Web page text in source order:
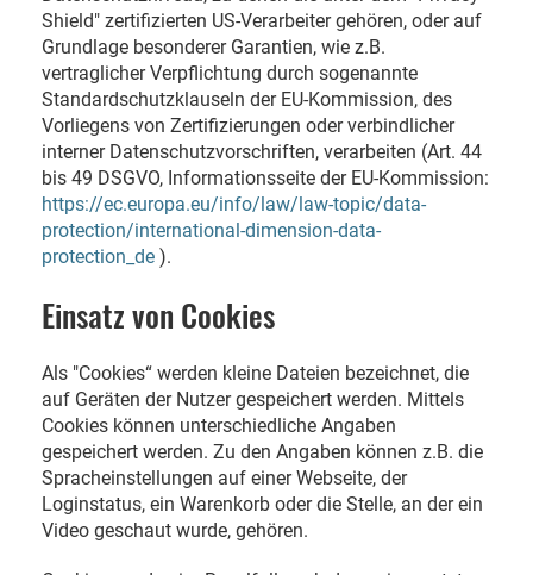
Shield" zertifizierten US-Verarbeiter gehören, oder auf
Grundlage besonderer Garantien, wie z.B.
vertraglicher Verpflichtung durch sogenannte
Standardschutzklauseln der EU-Kommission, des
Vorliegens von Zertifizierungen oder verbindlicher
interner Datenschutzvorschriften, verarbeiten (Art. 44
bis 49 DSGVO, Informationsseite der EU-Kommission:
https://ec.europa.eu/info/law/law-topic/data-
protection/international-dimension-data-
protection_de ).
Einsatz von Cookies
Als "Cookies“ werden kleine Dateien bezeichnet, die
auf Geräten der Nutzer gespeichert werden. Mittels
Cookies können unterschiedliche Angaben
gespeichert werden. Zu den Angaben können z.B. die
Spracheinstellungen auf einer Webseite, der
Loginstatus, ein Warenkorb oder die Stelle, an der ein
Video geschaut wurde, gehören.